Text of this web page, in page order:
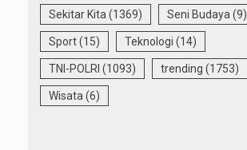
Sekitar Kita(1369) Seni Budaya(9)
Sport(15) Teknologi (14)
TNI-POLRI (1093) trending (1753)
Wisata(6)